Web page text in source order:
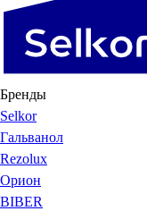
Бренды
Selkor
Гальванол
Rezolux
Орион
BIBER